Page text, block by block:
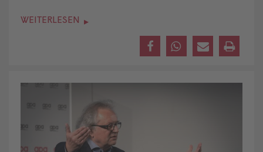
WEITERLESEN